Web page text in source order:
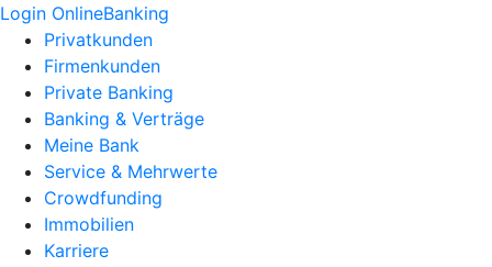
Login OnlineBanking
Privatkunden
Firmenkunden
Private Banking
Banking & Verträge
Meine Bank
Service & Mehrwerte
Crowdfunding
Immobilien
Karriere